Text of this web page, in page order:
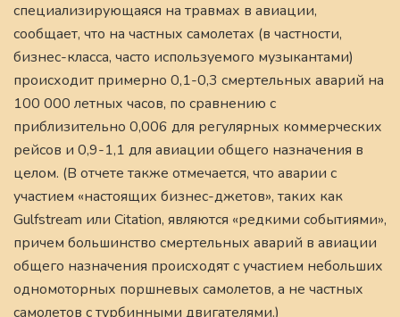
специализирующаяся на травмах в авиации,
сообщает, что на частных самолетах (в частности,
бизнес-класса, часто используемого музыкантами)
происходит примерно 0,1-0,3 смертельных аварий на
100 000 летных часов, по сравнению с
приблизительно 0,006 для регулярных коммерческих
рейсов и 0,9-1,1 для авиации общего назначения в
целом. (В отчете также отмечается, что аварии с
участием «настоящих бизнес-джетов», таких как
Gulfstream или Citation, являются «редкими событиями»,
причем большинство смертельных аварий в авиации
общего назначения происходят с участием небольших
одномоторных поршневых самолетов, а не частных
самолетов с турбинными двигателями.)